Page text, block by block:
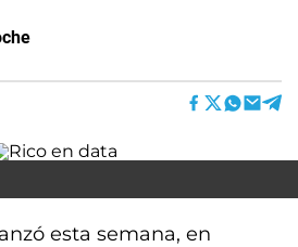
esta semana, en